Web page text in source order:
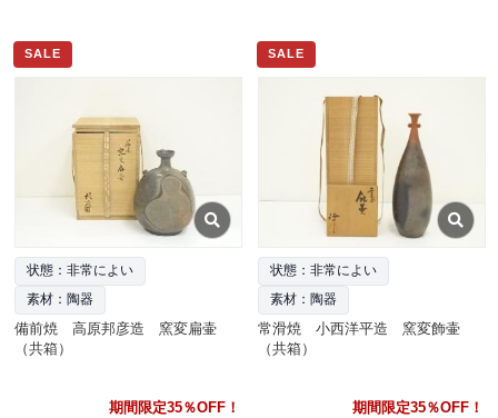
SALE
状態：非常によい
素材：陶器
備前焼 高原邦彦造 窯変扁壷
（共箱）
期間限定35％OFF！
SALE
状態：非常によい
素材：陶器
常滑焼 小西洋平造 窯変飾壷
（共箱）
期間限定35％OFF！